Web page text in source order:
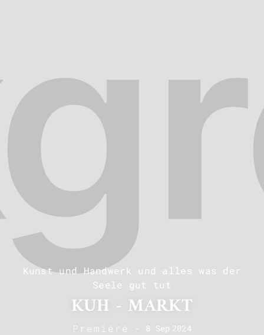
Kunst und Handwerk und alles was der
Seele gut tut
KUH - MARKT
Premiere - 8. Sep 2024